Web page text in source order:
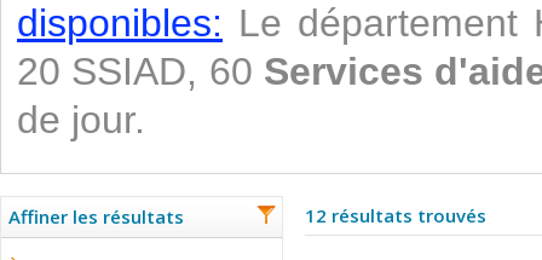
disponibles: Le département
20 SSIAD, 60 Services
de jour.
Affiner les résultats 12 résultats trouvés